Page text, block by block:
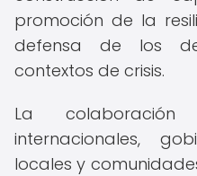
promoción de la
defensa de los
contextos de crisis.
La colaboración
internacionales,
locales y